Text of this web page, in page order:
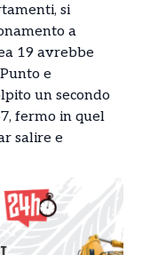
si
a
19 avrebbe
e
un secondo
fermo in quel
salire e